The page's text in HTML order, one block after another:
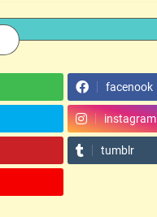
facenook
instagram
tumblr